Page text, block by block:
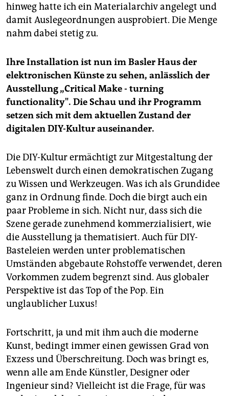
hinweg hatte ich ein Materialarchiv angelegt und
damit Auslegeordnungen ausprobiert. Die Menge
nahm dabei stetig zu.
Ihre Installation ist nun im Basler Haus der
elektronischen Künste zu sehen, anlässlich der
Ausstellung „Critical Make - turning
functionality". Die Schau und ihr Programm
setzen sich mit dem aktuellen Zustand der
digitalen DIY-Kultur auseinander.
Die DIY-Kultur ermächtigt zur Mitgestaltung der
Lebenswelt durch einen demokratischen Zugang
zu Wissen und Werkzeugen. Was ich als Grundidee
ganz in Ordnung finde. Doch die birgt auch ein
paar Probleme in sich. Nicht nur, dass sich die
Szene gerade zunehmend kommerzialisiert, wie
die Ausstellung ja thematisiert. Auch für DIY-
Basteleien werden unter problematischen
Umständen abgebaute Rohstoffe verwendet, deren
Vorkommen zudem begrenzt sind. Aus globaler
Perspektive ist das Top of the Pop. Ein
unglaublicher Luxus!
Fortschritt, ja und mit ihm auch die moderne
Kunst, bedingt immer einen gewissen Grad von
Exzess und Überschreitung. Doch was bringt es,
wenn alle am Ende Künstler, Designer oder
Ingenieur sind? Vielleicht ist die Frage, für was